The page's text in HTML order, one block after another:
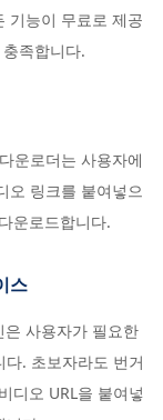
기능이 무료로 제공
족합니다.
운로더는 사용자에
오 링크를 붙여넣으
운로드합니다.
스
사용자가 필요한
. 초보자라도 번거
디오 URL을 붙여넣